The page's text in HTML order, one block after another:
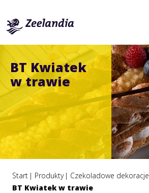
BT Kwiatek
w trawie
Start Produkty
Czekoladowe dekoracje
BT Kwiatek w trawie